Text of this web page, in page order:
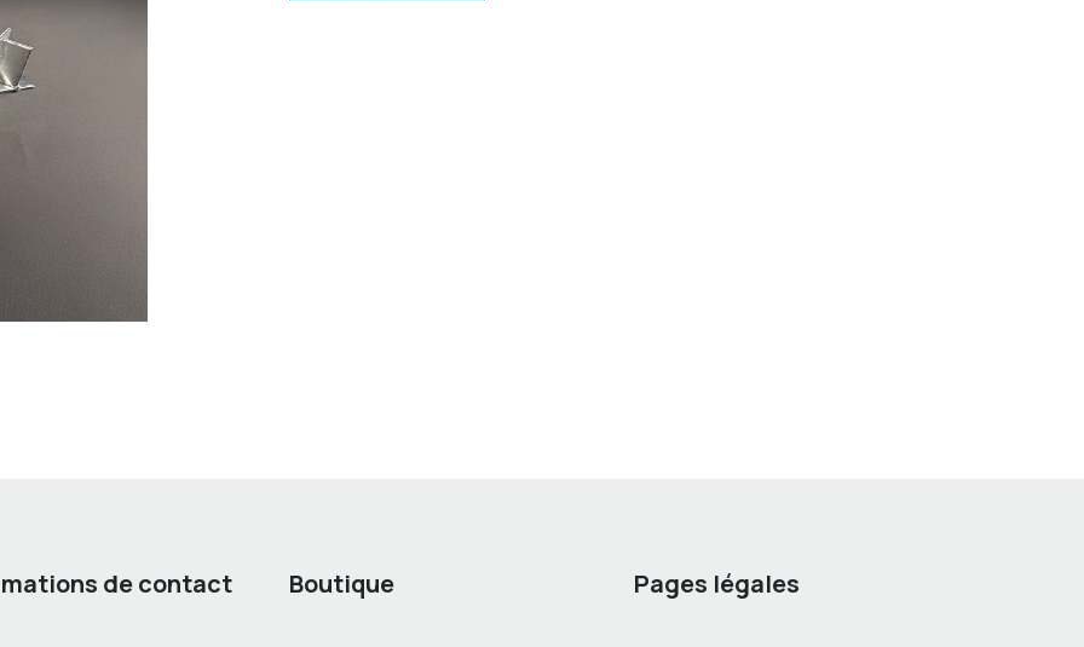
de contact Boutique Pages légales